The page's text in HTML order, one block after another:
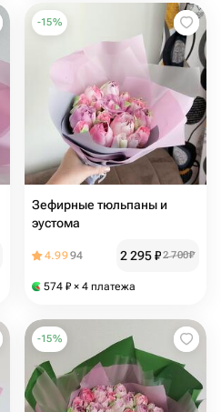
-15%
Зефирные тюльпаны и
эустома
4.9994 2 295₽2 700₽
574 ₽ × 4 платежа
-15%